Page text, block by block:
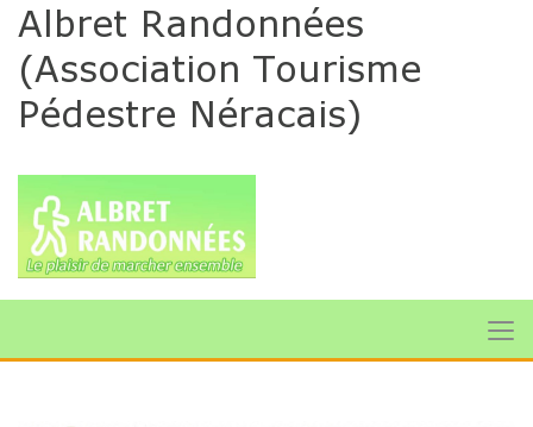
Albret Randonnées
(Association Tourisme
Pédestre Néracais)